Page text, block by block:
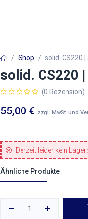
Shop solid. CS220
solid. CS220
(0 Rezension)
55,00 € zzgl. MwSt. und
Derzeit leider kein
Ähnliche Produkte